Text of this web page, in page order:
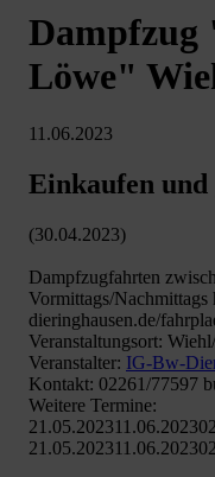
Dampfzug
Löwe"
11.06.2023
Einkaufen und
(30.04.2023)
Dampfzugfahrten
Vormittags/Nachmittags
dieringhausen.de/
Veranstaltungsort:
Veranstalter: IG-Bw-
Kontakt: 02261/77597
Weitere Termine: